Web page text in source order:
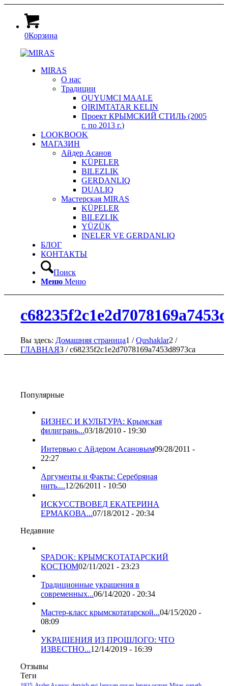
0Корзина
MIRAS
О нас
Традиции
QUYUMCI MAALE
QIRIMTATAR KELIN
Проект КРЫМСКИЙ СТИЛЬ (2005
г. по 2013 г.)
LOOKBOOK
МАГАЗИН
Айдер Асанов
KÜPELER
BILEZLIK
GERDANLIQ
DUALIQ
Мастерская MIRAS
KÜPELER
BILEZLIK
YÜZÜK
INELER VE GERDANLIQ
БЛОГ
КОНТАКТЫ
Поиск
Меню Меню
Вы здесь: Домашняя страница1 / Qushaklar2 /
ГЛАВНАЯ3 / c68235f2c1e2d7078169a7453d8973ca
Популярные
БИЗНЕС И КУЛЬТУРА: Крымская
филигрань...03/18/2010 - 19:30
Интервью с Айдером Асановым09/28/2011 -
22:27
Аргументы и Факты: Серебряная
нить....12/26/2011 - 10:50
ИСКУССТВОВЕД ЕКАТЕРИНА
ЕРМАКОВА...07/18/2012 - 20:34
Недавние
SPADOK: КРЫМСКОТАТАРСКИЙ
КОСТЮМ02/11/2021 - 23:23
Традиционные украшения в
современных...06/14/2020 - 20:34
Мастер-класс крымскотатарской...04/15/2020 -
08:09
УКРАШЕНИЯ ИЗ ПРОШЛОГО: ЧТО
ИЗВЕСТНО...12/14/2019 - 16:39
Отзывы
Теги